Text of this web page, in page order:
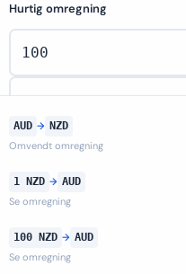
Hurtig omregning
AUD → NZD
Omvendt omregning
1 NZD → AUD
Se omregning
100 NZD → AUD
Se omregning